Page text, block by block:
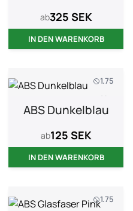
ab325 SEK
IN DEN WARENKORB
1.75
1 kg
ABS Dunkelblau
ab125 SEK
IN DEN WARENKORB
1.75